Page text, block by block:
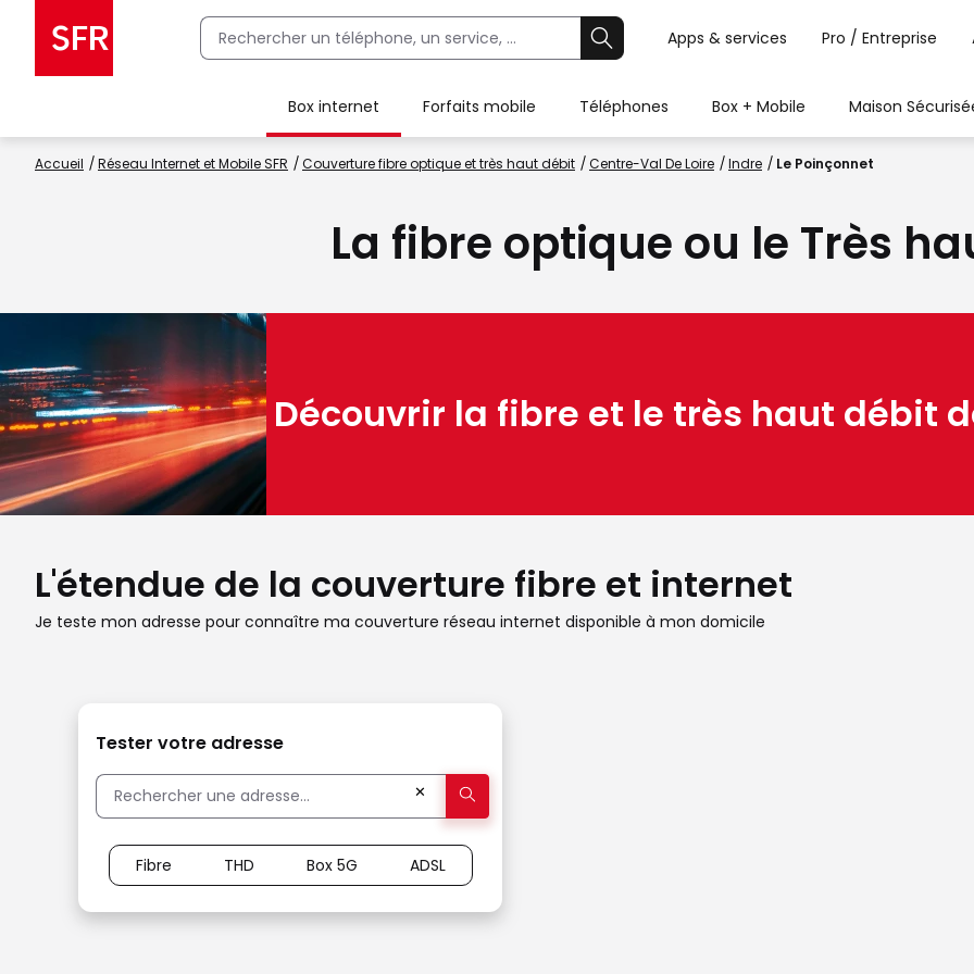
Apps & services Pro / Entreprise
Box internet Forfaits mobile Téléphones Box + Mobile Maison
Accueil Réseau Internet et Mobile SFR Couverture fibre optique et très haut débit Centre-Val De Loire Indre Le Poinçonnet
La fibre optique ou le Très
Découvrir la fibre et le très haut débit
L'étendue de la couverture fibre et internet
Je teste mon adresse pour connaître ma couverture réseau internet disponible à mon domicile
Tester votre adresse
✕
Fibre THD Box 5G ADSL